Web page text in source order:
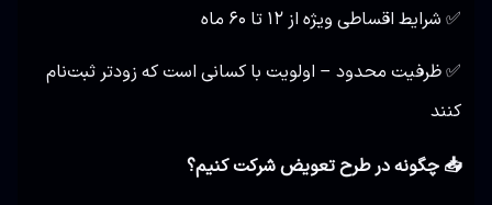
✅ شرایط اقساطی ویژه از ۱۲ تا ۶۰ ماه
✅ ظرفیت محدود – اولویت با کسانی است که زودتر ثبت‌نام
کنند
📥 چگونه در طرح تعویض شرکت کنیم؟